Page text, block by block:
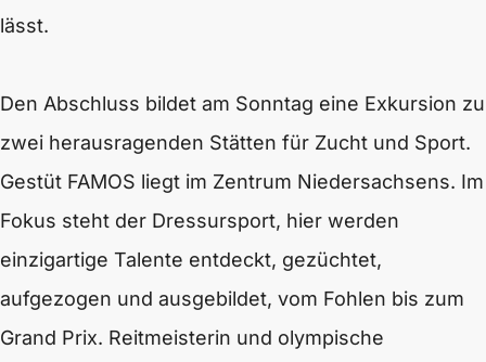
lässt.
Den Abschluss bildet am Sonntag eine Exkursion zu
zwei herausragenden Stätten für Zucht und Sport.
Gestüt FAMOS liegt im Zentrum Niedersachsens. Im
Fokus steht der Dressursport, hier werden
einzigartige Talente entdeckt, gezüchtet,
aufgezogen und ausgebildet, vom Fohlen bis zum
Grand Prix. Reitmeisterin und olympische